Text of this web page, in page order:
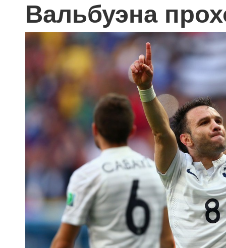
Вальбуэна